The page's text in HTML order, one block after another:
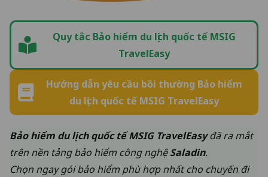
Quy tắc Bảo hiểm du lịch quốc tế MSIG
TravelEasy
Hướng dẫn yêu cầu bồi thường Bảo hiểm
du lịch quốc tế MSIG TravelEasy
Bảo hiểm du lịch quốc tế MSIG TravelEasyđã ra mắt
trên nền tảng bảo hiểm công nghệSaladin.
Chọn ngay gói bảo hiểm phù hợp nhất cho chuyến đi